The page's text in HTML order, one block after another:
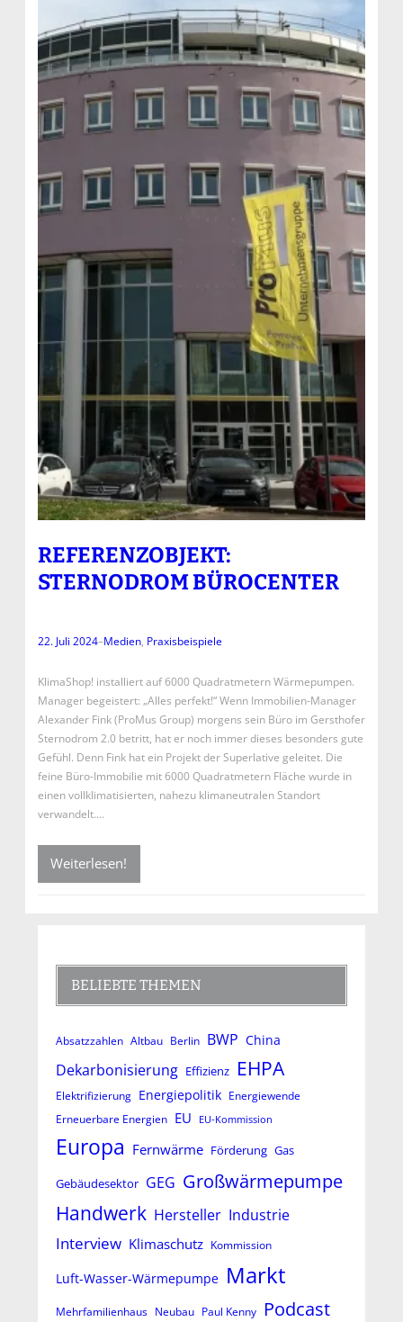
REFERENZOBJEKT:
STERNODROM BÜROCENTER
22. Juli 2024–Medien, Praxisbeispiele
KlimaShop! installiert auf 6000 Quadratmetern Wärmepumpen.
Manager begeistert: „Alles perfekt!“ Wenn Immobilien-Manager
Alexander Fink (ProMus Group) morgens sein Büro im Gersthofer
Sternodrom 2.0 betritt, hat er noch immer dieses besonders gute
Gefühl. Denn Fink hat ein Projekt der Superlative geleitet. Die
feine Büro-Immobilie mit 6000 Quadratmetern Fläche wurde in
einen vollklimatisierten, nahezu klimaneutralen Standort
verwandelt.…
Weiterlesen!
BELIEBTE THEMEN
Absatzzahlen Altbau Berlin BWP China
Dekarbonisierung Effizienz EHPA
Elektrifizierung Energiepolitik Energiewende
Erneuerbare Energien EU EU-Kommission
Europa Fernwärme Förderung Gas
Gebäudesektor GEG Großwärmepumpe
Handwerk Hersteller Industrie
Interview Klimaschutz Kommission
Luft-Wasser-Wärmepumpe Markt
Mehrfamilienhaus Neubau Paul Kenny Podcast